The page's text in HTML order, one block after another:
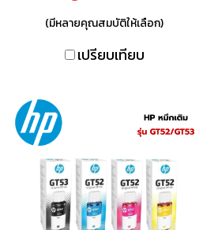
ดำและสี (Cyan, Magenta,
ประมาณ 2,000 หน้า ส่วนหมึก
หน้า เหมาะสำหรับงานพิมพ์
ปริมาณมากในสำนักงาน
(มีหลายคุณสมบัติให้เลือก)
เปรียบเทียบ